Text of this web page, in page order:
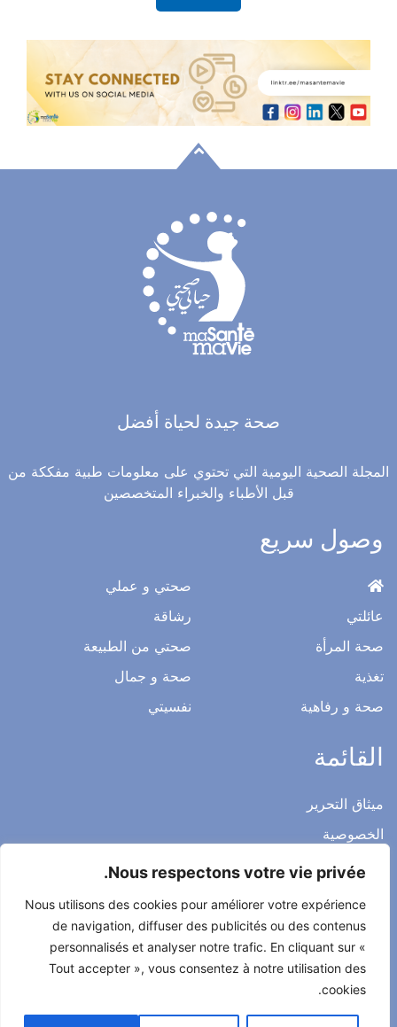
Nous respectons votre vie privée.
Nous utilisons des cookies pour améliorer votre expérience
de navigation, diffuser des publicités ou des contenus
personnalisés et analyser notre trafic. En cliquant sur «
Tout accepter », vous consentez à notre utilisation des
cookies.
صحة جيدة لحياة أفضل
المجلة الصحية اليومية التي تحتوي على معلومات طبية مفككة من
قبل الأطباء والخبراء المتخصصين
وصول سريع
عائلتي
صحة المرأة
تغذية
صحة و رفاهية
صحتي و عملي
رشاقة
صحتي من الطبيعة
صحة و جمال
نفسيتي
القائمة
ميثاق التحرير
الخصوصية
الاشعار القانوني
اتصل بنا
جميع الحقوق محفوظة لصحتي حياتي 2022